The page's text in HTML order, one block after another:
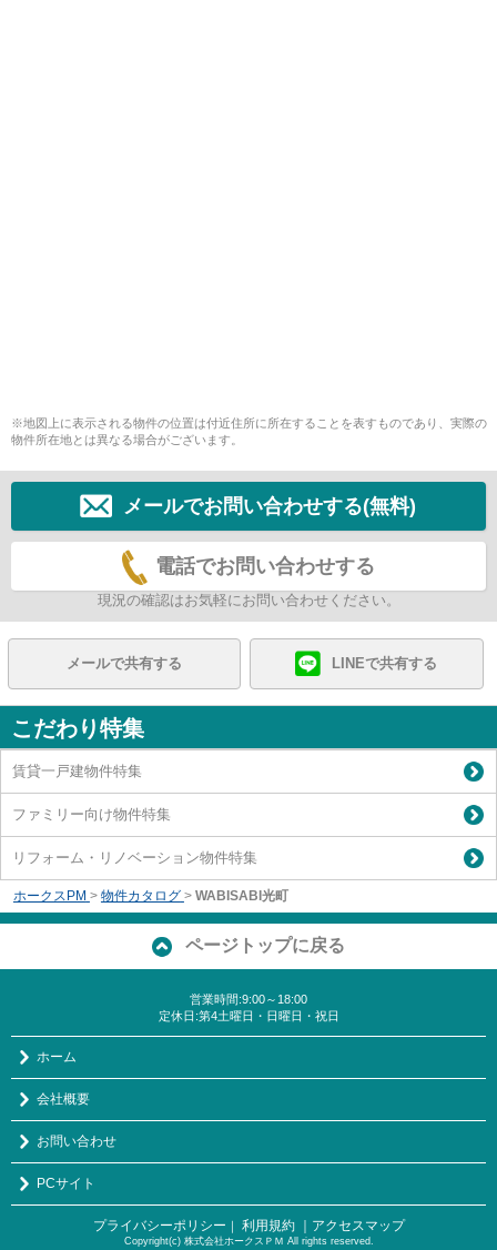
※地図上に表示される物件の位置は付近住所に所在することを表すものであり、実際の
物件所在地とは異なる場合がございます。
メールでお問い合わせする(無料)
電話でお問い合わせする
現況の確認はお気軽にお問い合わせください。
メールで共有する LINEで共有する
こだわり特集
賃貸一戸建物件特集
ファミリー向け物件特集
リフォーム・リノベーション物件特集
ホークスPM > 物件カタログ > WABISABI光町
ページトップに戻る
営業時間:9:00～18:00
定休日:第4土曜日・日曜日・祝日
ホーム
会社概要
お問い合わせ
PCサイト
プライバシーポリシー 利用規約 ｜アクセスマップ
Copyright(c) 株式会社ホークスＰＭ All rights reserved.